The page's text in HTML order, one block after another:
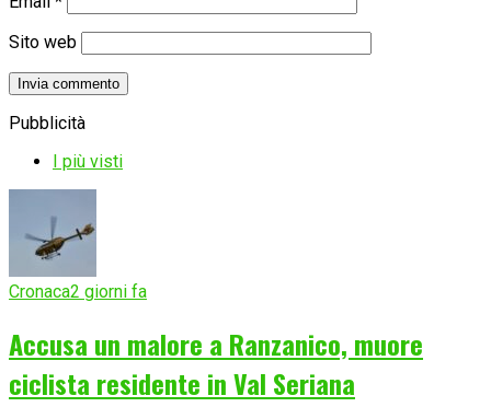
Sito web
Pubblicità
I più visti
Cronaca2 giorni fa
Accusa un malore a Ranzanico, muore
ciclista residente in Val Seriana